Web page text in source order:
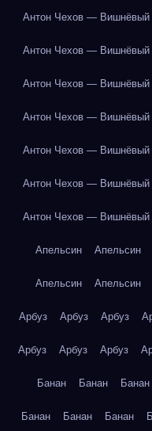
Антон Чехов — Вишнёвый
Антон Чехов — Вишнёвый
Антон Чехов — Вишнёвый
Антон Чехов — Вишнёвый
Антон Чехов — Вишнёвый
Антон Чехов — Вишнёвый
Антон Чехов — Вишнёвый
Апельсин Апельсин
Апельсин Апельсин
Арбуз Арбуз Арбуз
Арбуз Арбуз Арбуз
Банан Банан Банан
Банан Банан Банан